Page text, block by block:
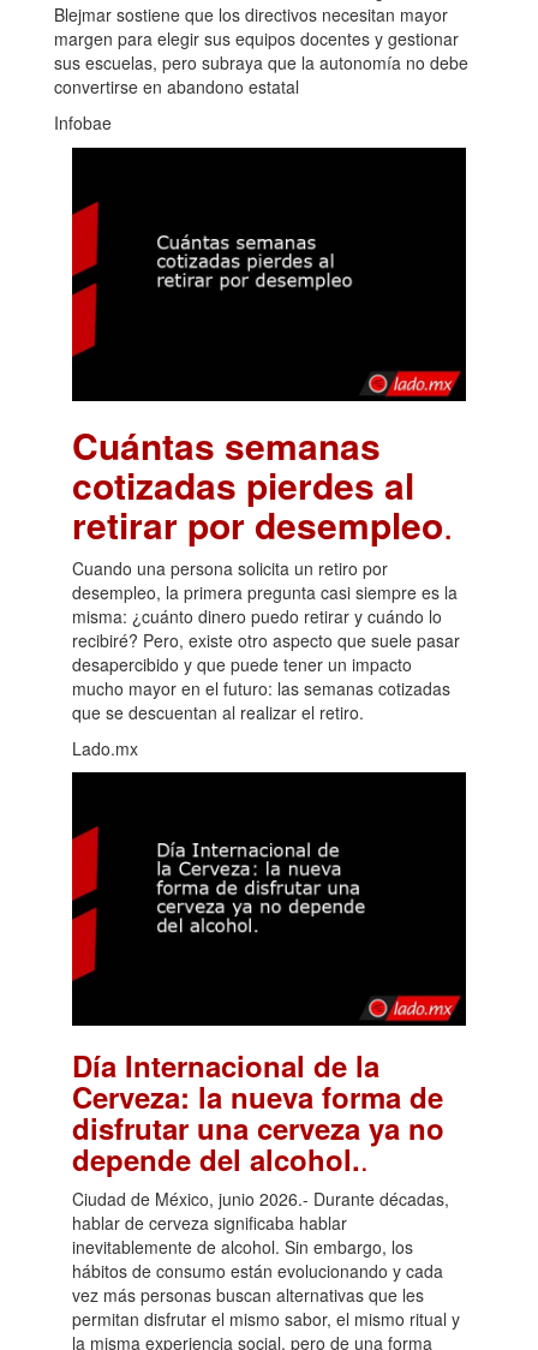
Blejmar sostiene que los directivos necesitan mayor
margen para elegir sus equipos docentes y gestionar
sus escuelas, pero subraya que la autonomía no debe
convertirse en abandono estatal
Infobae
Cuántas semanas
cotizadas pierdes al
retirar por desempleo.
Cuando una persona solicita un retiro por
desempleo, la primera pregunta casi siempre es la
misma: ¿cuánto dinero puedo retirar y cuándo lo
recibiré? Pero, existe otro aspecto que suele pasar
desapercibido y que puede tener un impacto
mucho mayor en el futuro: las semanas cotizadas
que se descuentan al realizar el retiro.
Lado.mx
Día Internacional de la
Cerveza: la nueva forma de
disfrutar una cerveza ya no
depende del alcohol..
Ciudad de México, junio 2026.- Durante décadas,
hablar de cerveza significaba hablar
inevitablemente de alcohol. Sin embargo, los
hábitos de consumo están evolucionando y cada
vez más personas buscan alternativas que les
permitan disfrutar el mismo sabor, el mismo ritual y
la misma experiencia social, pero de una forma